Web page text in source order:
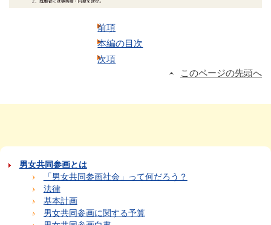
前項
本編の目次
次項
このページの先頭へ